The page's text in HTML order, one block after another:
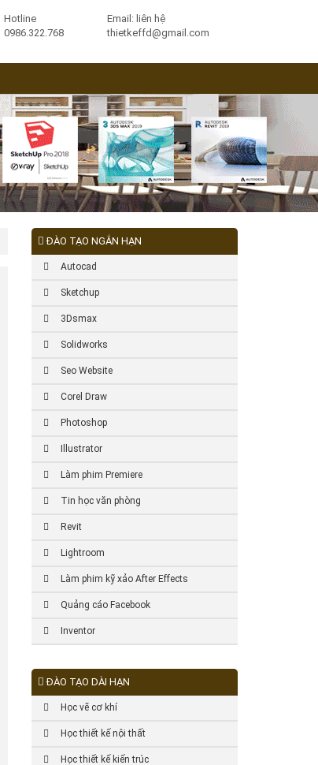
Email: liên hệ
thietkeffd@gmail.com
Hotline
0986.322.768
ĐÀO TẠO NGẮN HẠN
Autocad
Sketchup
3Dsmax
Solidworks
Seo Website
Corel Draw
Photoshop
Illustrator
Làm phim Premiere
Tin học văn phòng
Revit
Lightroom
Làm phim kỹ xảo After Effects
Quảng cáo Facebook
Inventor
ĐÀO TẠO DÀI HẠN
Học vẽ cơ khí
Học thiết kế nội thất
Học thiết kế kiến trúc